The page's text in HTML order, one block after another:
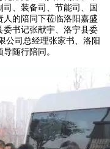
、装备司、节能司、国
的陪同下莅临洛阳嘉盛
委书记张献宇、洛宁县委
公司总经理张家书、洛阳
随行陪同。